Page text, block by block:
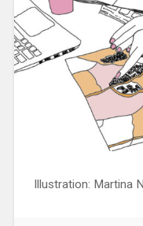
Illustration: Martina